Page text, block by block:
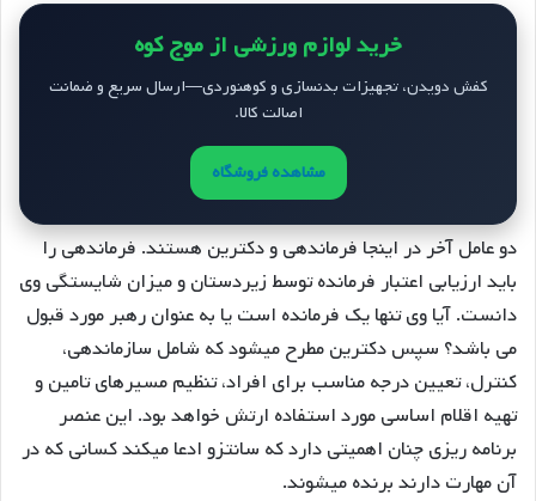
خرید لوازم ورزشی از موج کوه
کفش دویدن، تجهیزات بدنسازی و کوهنوردی—ارسال سریع و ضمانت
اصالت کالا.
مشاهده فروشگاه
دو عامل آخر در اینجا فرماندهی و دکترین هستند. فرماندهی را
باید ارزیابی اعتبار فرمانده توسط زیردستان و میزان شایستگی وی
دانست. آیا وی تنها یک فرمانده است یا به عنوان رهبر مورد قبول
می باشد؟ سپس دکترین مطرح میشود که شامل سازماندهی،
کنترل، تعیین درجه مناسب برای افراد، تنظیم مسیرهای تامین و
تهیه اقلام اساسی مورد استفاده ارتش خواهد بود. این عنصر
برنامه ریزی چنان اهمیتی دارد که سانتزو ادعا میکند کسانی که در
آن مهارت دارند برنده میشوند.